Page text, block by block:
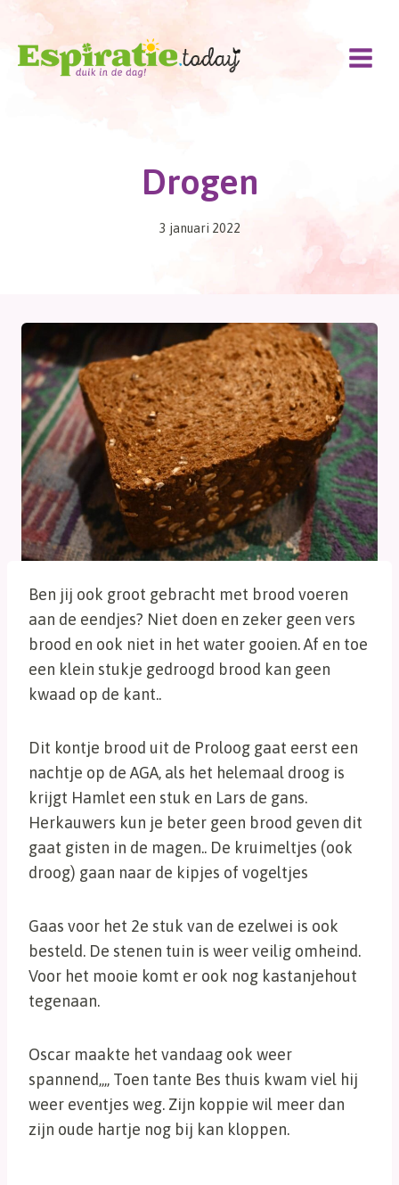
Doorgaan
inhoud
Drogen
3 januari 2022
Ben jij ook groot gebracht met brood voeren
aan de eendjes? Niet doen en zeker geen vers
brood en ook niet in het water gooien. Af en toe
een klein stukje gedroogd brood kan geen
kwaad op de kant..
Dit kontje brood uit de Proloog gaat eerst een
nachtje op de AGA, als het helemaal droog is
krijgt Hamlet een stuk en Lars de gans.
Herkauwers kun je beter geen brood geven dit
gaat gisten in de magen.. De kruimeltjes (ook
droog) gaan naar de kipjes of vogeltjes
Gaas voor het 2e stuk van de ezelwei is ook
besteld. De stenen tuin is weer veilig omheind.
Voor het mooie komt er ook nog kastanjehout
tegenaan.
Oscar maakte het vandaag ook weer
spannend,,,, Toen tante Bes thuis kwam viel hij
weer eventjes weg. Zijn koppie wil meer dan
zijn oude hartje nog bij kan kloppen.